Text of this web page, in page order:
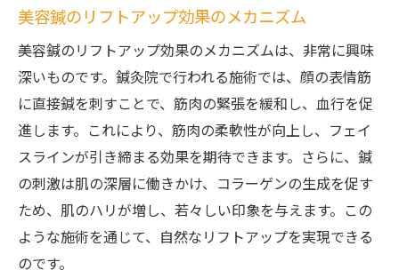
美容鍼のリフトアップ効果のメカニズム
美容鍼のリフトアップ効果のメカニズムは、非常に興味
深いものです。鍼灸院で行われる施術では、顔の表情筋
に直接鍼を刺すことで、筋肉の緊張を緩和し、血行を促
進します。これにより、筋肉の柔軟性が向上し、フェイ
スラインが引き締まる効果を期待できます。さらに、鍼
の刺激は肌の深層に働きかけ、コラーゲンの生成を促す
ため、肌のハリが増し、若々しい印象を与えます。この
ような施術を通じて、自然なリフトアップを実現できる
のです。